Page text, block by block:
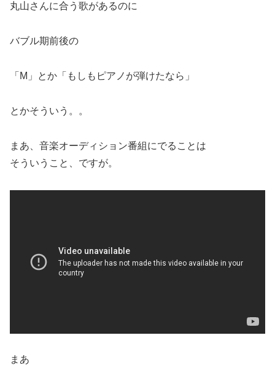
丸山さんに合う歌があるのに
バブル期前後の
「M」とか「もしもピアノが弾けたなら」
とかそういう。。
まあ、音楽オーディション番組にでることは
そういうこと、ですが。
まあ